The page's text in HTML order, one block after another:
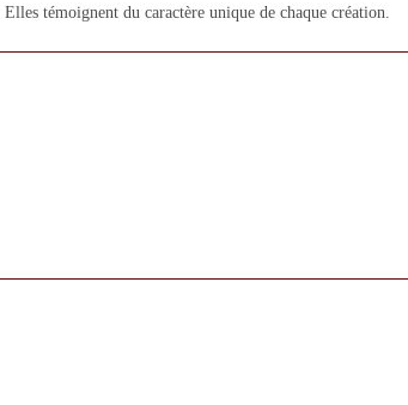
témoignent du caractère unique de chaque création.